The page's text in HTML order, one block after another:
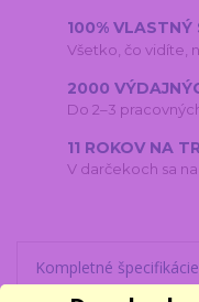
100% VLASTNÝ
Všetko, čo vidíte,
2000
Do 2–3
11 ROKOV NA
V darčekoch sa
Kompletné špecifikácie